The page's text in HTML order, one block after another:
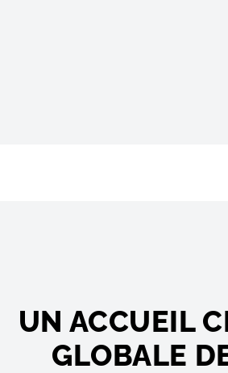
UN ACCUEIL
GLOBALE